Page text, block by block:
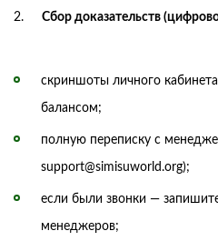
Сбор доказательств
скриншоты личного
балансом;
полную переписку с
support@simisuworld.org);
если были звонки —
менеджеров;